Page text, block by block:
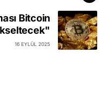
Bitcoin
16 EYLÜL 2025